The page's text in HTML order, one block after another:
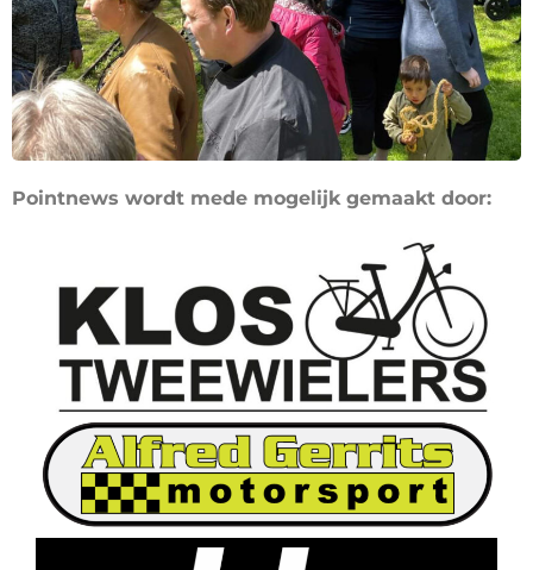
Pointnews wordt mede mogelijk gemaakt door: